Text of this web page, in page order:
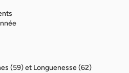
(59) et Longuenesse (62)